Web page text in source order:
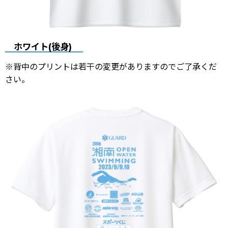
ホワイト(後身)
※背中のプリントは若干の変更がありますのでご了承くだ
さい。